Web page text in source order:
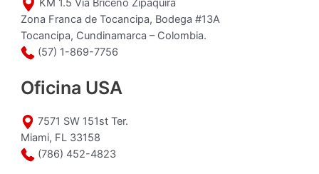
Zona Franca de Tocancipa, Bodega #13A
Tocancipa, Cundinamarca – Colombia.
(57) 1-869-7756
Oficina USA
7571 SW 151st Ter.
Miami, FL 33158
(786) 452-4823